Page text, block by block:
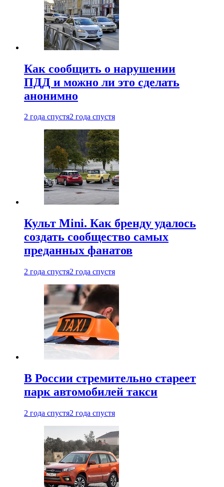
Как сообщить о нарушении
ПДД и можно ли это сделать
анонимно
2 года спустя2 года спустя
Культ Mini. Как бренду удалось
создать сообщество самых
преданных фанатов
2 года спустя2 года спустя
В России стремительно стареет
парк автомобилей такси
2 года спустя2 года спустя